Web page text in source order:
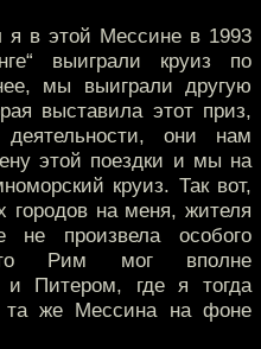
я в этой Мессине в 1993
выиграли круиз по
мы выиграли другую
выставила этот приз,
деятельности, они нам
этой поездки и мы на
круиз. Так вот,
городов на меня, жителя
произвела особого
Рим мог вполне
и Питером, где я тогда
та же Мессина на фоне